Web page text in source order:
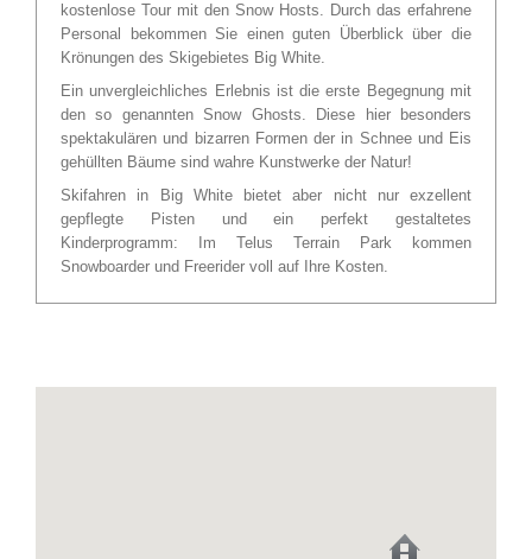
kostenlose Tour mit den Snow Hosts. Durch das erfahrene
Personal bekommen Sie einen guten Überblick über die
Krönungen des Skigebietes Big White.
Ein unvergleichliches Erlebnis ist die erste Begegnung mit
den so genannten Snow Ghosts. Diese hier besonders
spektakulären und bizarren Formen der in Schnee und Eis
gehüllten Bäume sind wahre Kunstwerke der Natur!
Skifahren in Big White bietet aber nicht nur exzellent
gepflegte Pisten und ein perfekt gestaltetes
Kinderprogramm: Im Telus Terrain Park kommen
Snowboarder und Freerider voll auf Ihre Kosten.